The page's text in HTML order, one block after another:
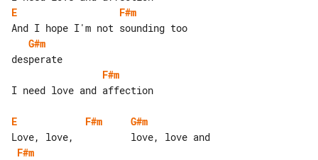
E
F#m
G#m
F#m
I need love and affection
E F#m
G#m
F#m